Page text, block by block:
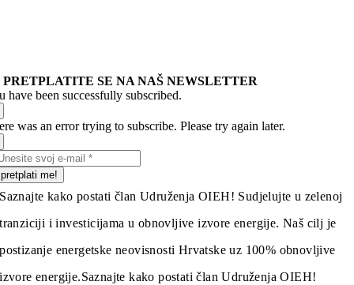
PRETPLATITE SE NA NAŠ NEWSLETTER
have been successfully subscribed.
was an error trying to subscribe. Please try again later.
pretplati me!
Saznajte kako postati član Udruženja OIEH! Sudjelujte u zelenoj
tranziciji i investicijama u obnovljive izvore energije. Naš cilj je
postizanje energetske neovisnosti Hrvatske uz 100% obnovljive
izvore energije.Saznajte kako postati član Udruženja OIEH!